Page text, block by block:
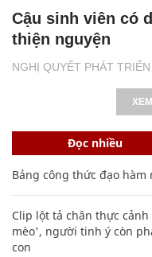
NGHỊ QUYẾT PHÁT
Cậu sinh viên có
thiện nguyện
Đọc nhiều
Bảng công thức đạo
Clip lột tả chân thực
mèo', người tinh ý còn
con